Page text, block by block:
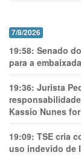
7/8/2026
19:58: Senado
para a
19:36: Jurista
Kassio Nunes
19:09: TSE cria
uso indevido de